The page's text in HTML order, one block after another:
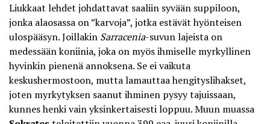
Liukkaat lehdet johdattavat saaliin syvään suppiloon,
jonka alaosassa on ”karvoja”, jotka estävät hyönteisen
ulospääsyn. Joillakin Sarracenia-suvun lajeista on
medessään koniinia, joka on myös ihmiselle myrkyllinen
hyvinkin pienenä annoksena. Se ei vaikuta
keskushermostoon, mutta lamauttaa hengityslihakset,
joten myrkytyksen saanut ihminen pysyy tajuissaan,
kunnes henki vain yksinkertaisesti loppuu. Muun muassa